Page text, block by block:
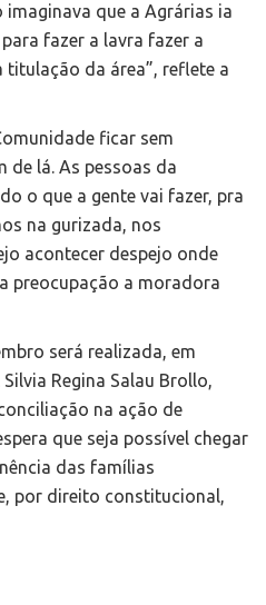
que a Agrárias ia
fazer a lavra fazer a
titulação da área”, reflete a
ficar sem
de lá. As pessoas da
o que a gente vai fazer, pra
na gurizada, nos
acontecer despejo onde
preocupação a moradora
será realizada, em
Regina Salau Brollo,
na ação de
que seja possível chegar
das famílias
por direito constitucional,